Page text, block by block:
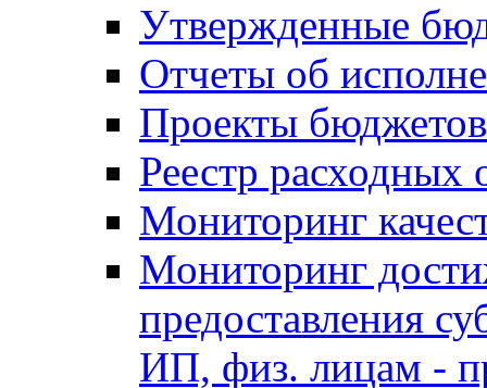
Утвержденные
Отчеты об
Проекты бюджетов
Реестр расходных
Мониторинг
Мониторинг
предоставления
ИП, физ. лицам -